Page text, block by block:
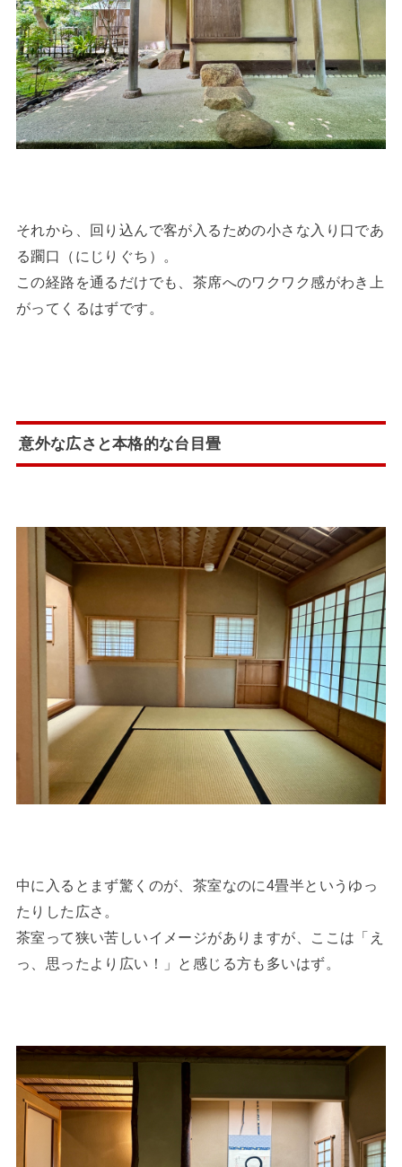
それから、回り込んで客が入るための小さな入り口であ
る躙口（にじりぐち）。
この経路を通るだけでも、茶席へのワクワク感がわき上
がってくるはずです。
意外な広さと本格的な台目畳
中に入るとまず驚くのが、茶室なのに4畳半というゆっ
たりした広さ。
茶室って狭い苦しいイメージがありますが、ここは「え
っ、思ったより広い！」と感じる方も多いはず。